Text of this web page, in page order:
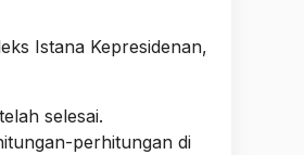
Istana Kepresidenan,
selesai.
perhitungan di